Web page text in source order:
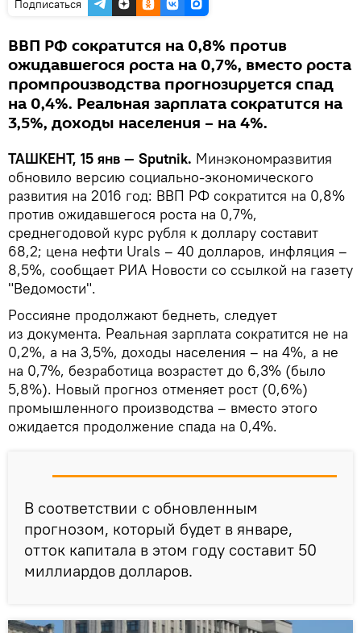
Подписаться
ВВП РФ сократится на 0,8% против
ожидавшегося роста на 0,7%, вместо роста
промпроизводства прогнозируется спад
на 0,4%. Реальная зарплата сократится на
3,5%, доходы населения – на 4%.
ТАШКЕНТ, 15 янв — Sputnik. Минэкономразвития
обновило версию социально-экономического
развития на 2016 год: ВВП РФ сократится на 0,8%
против ожидавшегося роста на 0,7%,
среднегодовой курс рубля к доллару составит
68,2; цена нефти Urals – 40 долларов, инфляция –
8,5%, сообщает РИА Новости со ссылкой на газету
"Ведомости".
Россияне продолжают беднеть, следует
из документа. Реальная зарплата сократится не на
0,2%, а на 3,5%, доходы населения – на 4%, а не
на 0,7%, безработица возрастет до 6,3% (было
5,8%). Новый прогноз отменяет рост (0,6%)
промышленного производства – вместо этого
ожидается продолжение спада на 0,4%.
В соответствии с обновленным
прогнозом, который будет в январе,
отток капитала в этом году составит 50
миллиардов долларов.